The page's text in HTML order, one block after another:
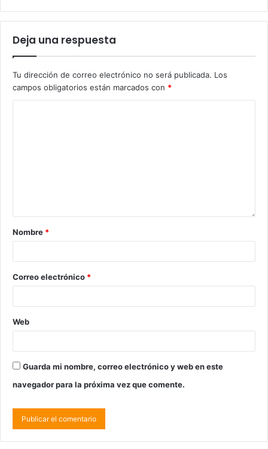
Deja una respuesta
Tu dirección de correo electrónico no será publicada. Los
campos obligatorios están marcados con *
Nombre *
Correo electrónico *
Web
Guarda mi nombre, correo electrónico y web en este
navegador para la próxima vez que comente.